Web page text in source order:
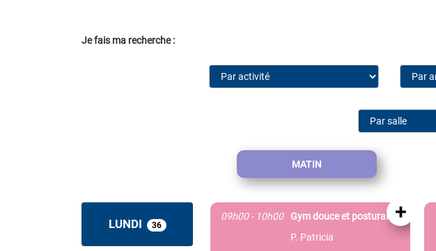
Je fais ma recherche :
LUNDI 36
MATIN
09h00 - 10h00
Gym douce et posturale
P. Patricia
+